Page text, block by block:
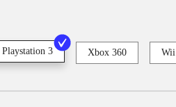
Playstation 3 Xbox 360 Wii